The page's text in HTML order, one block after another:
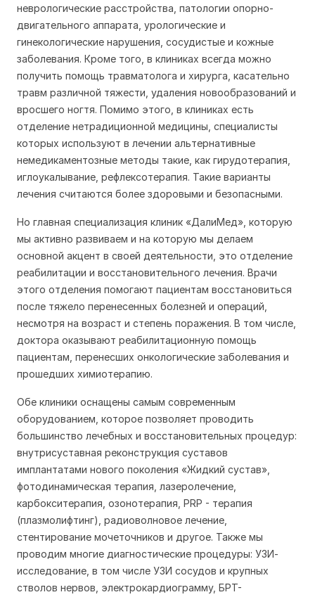
неврологические расстройства, патологии опорно-
двигательного аппарата, урологические и
гинекологические нарушения, сосудистые и кожные
заболевания. Кроме того, в клиниках всегда можно
получить помощь травматолога и хирурга, касательно
травм различной тяжести, удаления новообразований и
вросшего ногтя. Помимо этого, в клиниках есть
отделение нетрадиционной медицины, специалисты
которых используют в лечении альтернативные
немедикаментозные методы такие, как гирудотерапия,
иглоукалывание, рефлексотерапия. Такие варианты
лечения считаются более здоровыми и безопасными.
Но главная специализация клиник «ДалиМед», которую
мы активно развиваем и на которую мы делаем
основной акцент в своей деятельности, это отделение
реабилитации и восстановительного лечения. Врачи
этого отделения помогают пациентам восстановиться
после тяжело перенесенных болезней и операций,
несмотря на возраст и степень поражения. В том числе,
доктора оказывают реабилитационную помощь
пациентам, перенесших онкологические заболевания и
прошедших химиотерапию.
Обе клиники оснащены самым современным
оборудованием, которое позволяет проводить
большинство лечебных и восстановительных процедур:
внутрисуставная реконструкция суставов
имплантатами нового поколения «Жидкий сустав»,
фотодинамическая терапия, лазеролечение,
карбокситерапия, озонотерапия, PRP - терапия
(плазмолифтинг), радиоволновое лечение,
стентирование мочеточников и другое. Также мы
проводим многие диагностические процедуры: УЗИ-
исследование, в том числе УЗИ сосудов и крупных
стволов нервов, электрокардиограмму, БРТ-